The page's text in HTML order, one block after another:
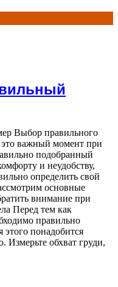
Выбор правильного
важный момент при
подобранный
и неудобству,
определить свой
основные
внимание при
Перед тем как
правильно
понадобится
Измерьте обхват груди,